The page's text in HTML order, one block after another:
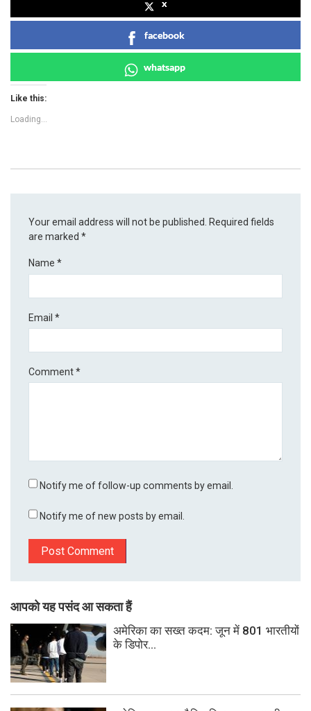
x
facebook
whatsapp
Like this:
Loading...
Your email address will not be published.
Required fields
are marked*
Name*
Email*
Comment*
Notify me of follow-up comments by email.
Notify me of new posts by email.
आपको यह पसंद आ सकता हैं
अमेरिका का सख्त कदम: जून में 801 भारतीयों
के डिपोर...